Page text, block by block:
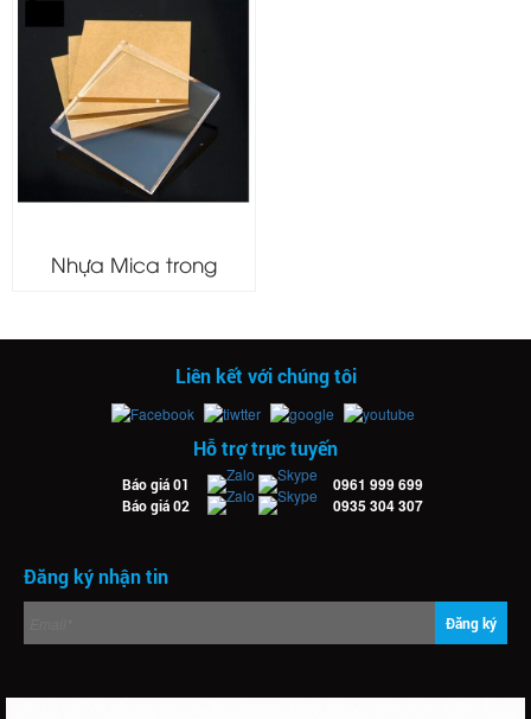
Nhựa Mica trong
Liên kết với chúng tôi
Hỗ trợ trực tuyến
Báo giá 01 0961 999 699
Báo giá 02 0935 304 307
Đăng ký nhận tin